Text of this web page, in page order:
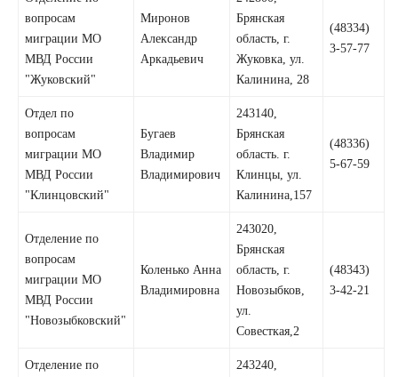
вопросам
миграции МО
МВД России
"Жуковский"
Миронов
Александр
Аркадьевич
Брянская
область, г.
Жуковка, ул.
Калинина, 28
(48334)
3-57-77
Отдел по
вопросам
миграции МО
МВД России
"Клинцовский"
Бугаев
Владимир
Владимирович
243140,
Брянская
область. г.
Клинцы, ул.
Калинина,157
(48336)
5-67-59
Отделение по
вопросам
миграции МО
МВД России
"Новозыбковский"
Коленько Анна
Владимировна
243020,
Брянская
область, г.
Новозыбков,
ул.
Совесткая,2
(48343)
3-42-21
Отделение по
243240,